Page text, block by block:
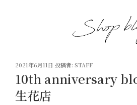
投
稿
日:
2021年6月11日 投稿者: STAFF
10th anniversary
生花店